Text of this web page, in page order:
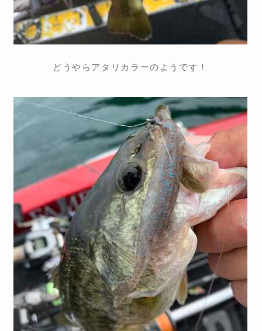
どうやらアタリカラーのようです！